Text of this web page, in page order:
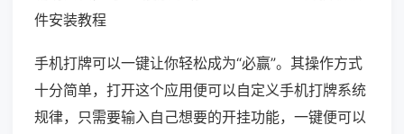
件安装教程
手机打牌可以一键让你轻松成为“必赢”。其操作方式
十分简单，打开这个应用便可以自定义手机打牌系统
规律，只需要输入自己想要的开挂功能，一键便可以